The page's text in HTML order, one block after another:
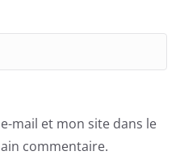
mail et mon site dans le
commentaire.